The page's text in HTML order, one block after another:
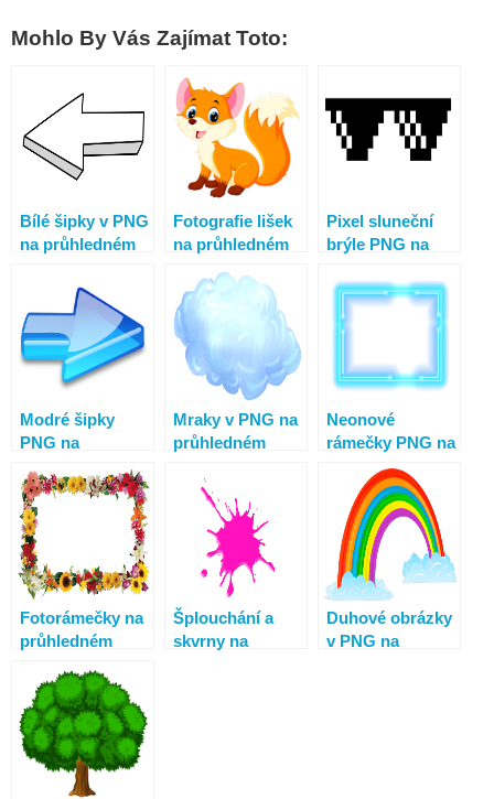
Mohlo By Vás Zajímat Toto:
Bílé šipky v PNG
na průhledném
klipartů zdarma
Fotografie lišek
na průhledném
nejlepších
bezplatných
PNG
Pixel sluneční
brýle PNG na
pozadí
Modré šipky
PNG na
pozadí zdarma a
vysoké rozlišení
Mraky v PNG na
průhledném
obrázků zdarma
Neonové
rámečky PNG na
průhledném
pozadí
Fotorámečky na
průhledném
formátu PNG.
180 obrázků
Šplouchání a
skvrny na
Duhové obrázky
v PNG na